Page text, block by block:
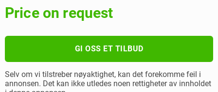
Price on request
GI OSS ET TILBUD
Selv om vi tilstreber nøyaktighet, kan det forekomme feil i
annonsen. Det kan ikke utledes noen rettigheter av innholdet